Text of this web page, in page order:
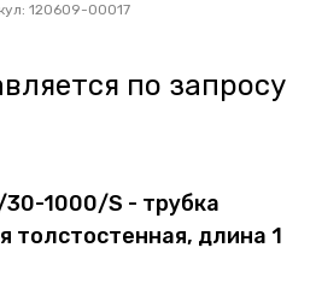
120609-00017
по запросу
30-1000/S - трубка
толстостенная, длина 1